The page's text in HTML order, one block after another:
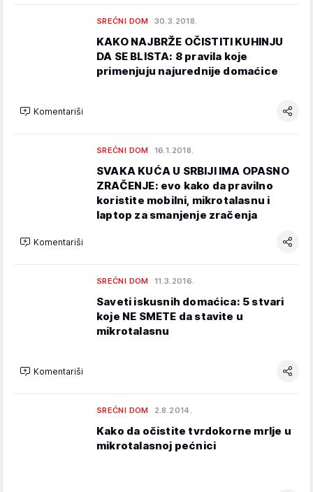
SREĆNI DOM 30.3.2018.
KAKO NAJBRŽE OČISTITI KUHINJU
DA SE BLISTA: 8 pravila koje
primenjuju najurednije domaćice
Komentariši
SREĆNI DOM 16.1.2018.
SVAKA KUĆA U SRBIJI IMA OPASNO
ZRAČENJE: evo kako da pravilno
koristite mobilni, mikrotalasnu i
laptop za smanjenje zračenja
Komentariši
SREĆNI DOM 11.3.2016.
Saveti iskusnih domaćica: 5 stvari
koje NE SMETE da stavite u
mikrotalasnu
Komentariši
SREĆNI DOM 2.8.2014.
Kako da očistite tvrdokorne mrlje u
mikrotalasnoj pećnici